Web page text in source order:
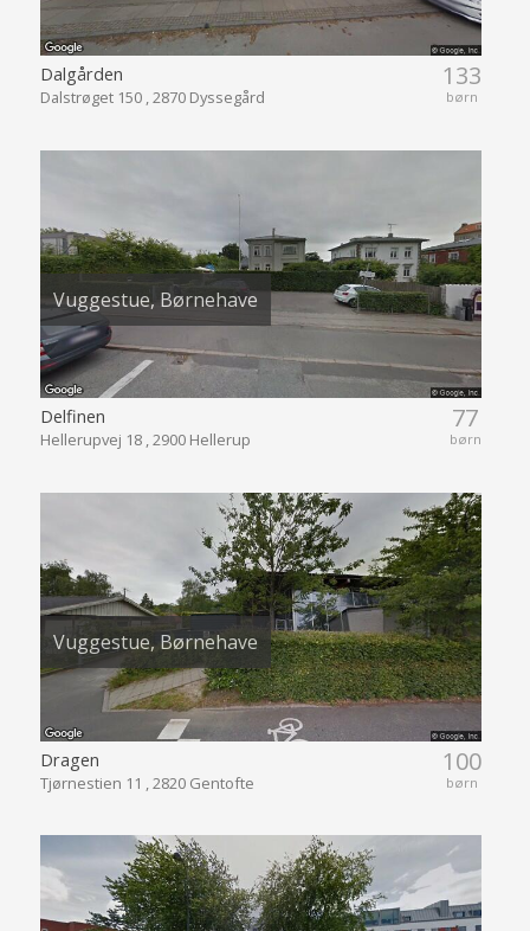
133
børn
Dalgården
Dalstrøget 150 , 2870 Dyssegård
Vuggestue, Børnehave
77
børn
Delfinen
Hellerupvej 18 , 2900 Hellerup
Vuggestue, Børnehave
100
børn
Dragen
Tjørnestien 11 , 2820 Gentofte